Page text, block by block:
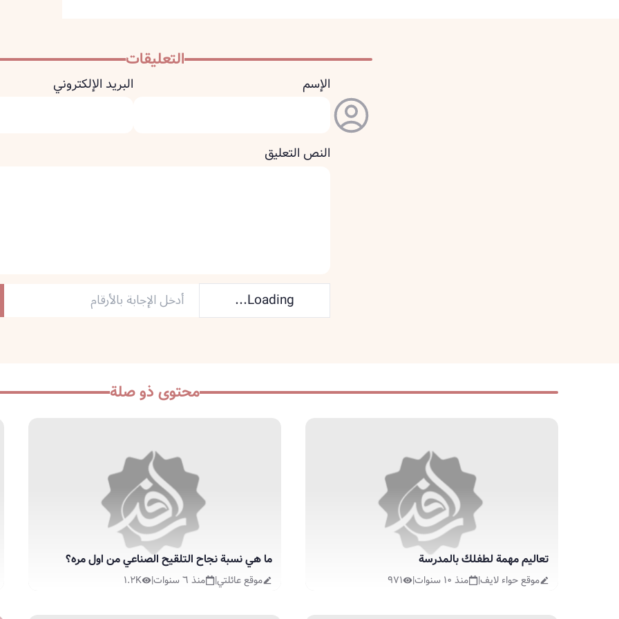
التعليقات
الإسم البريد الإلكتروني
النص التعليق
Loading...
محتوى ذو صلة
تعاليم مهمة لطفلك بالمدرسة
موقع حواء لايف| منذ ١٠ سنوات | ٩٧١
ما هي نسبة نجاح التلقيح الصناعي من اول مره؟
موقع عائلتي| منذ ٦ سنوات | ١.٢K